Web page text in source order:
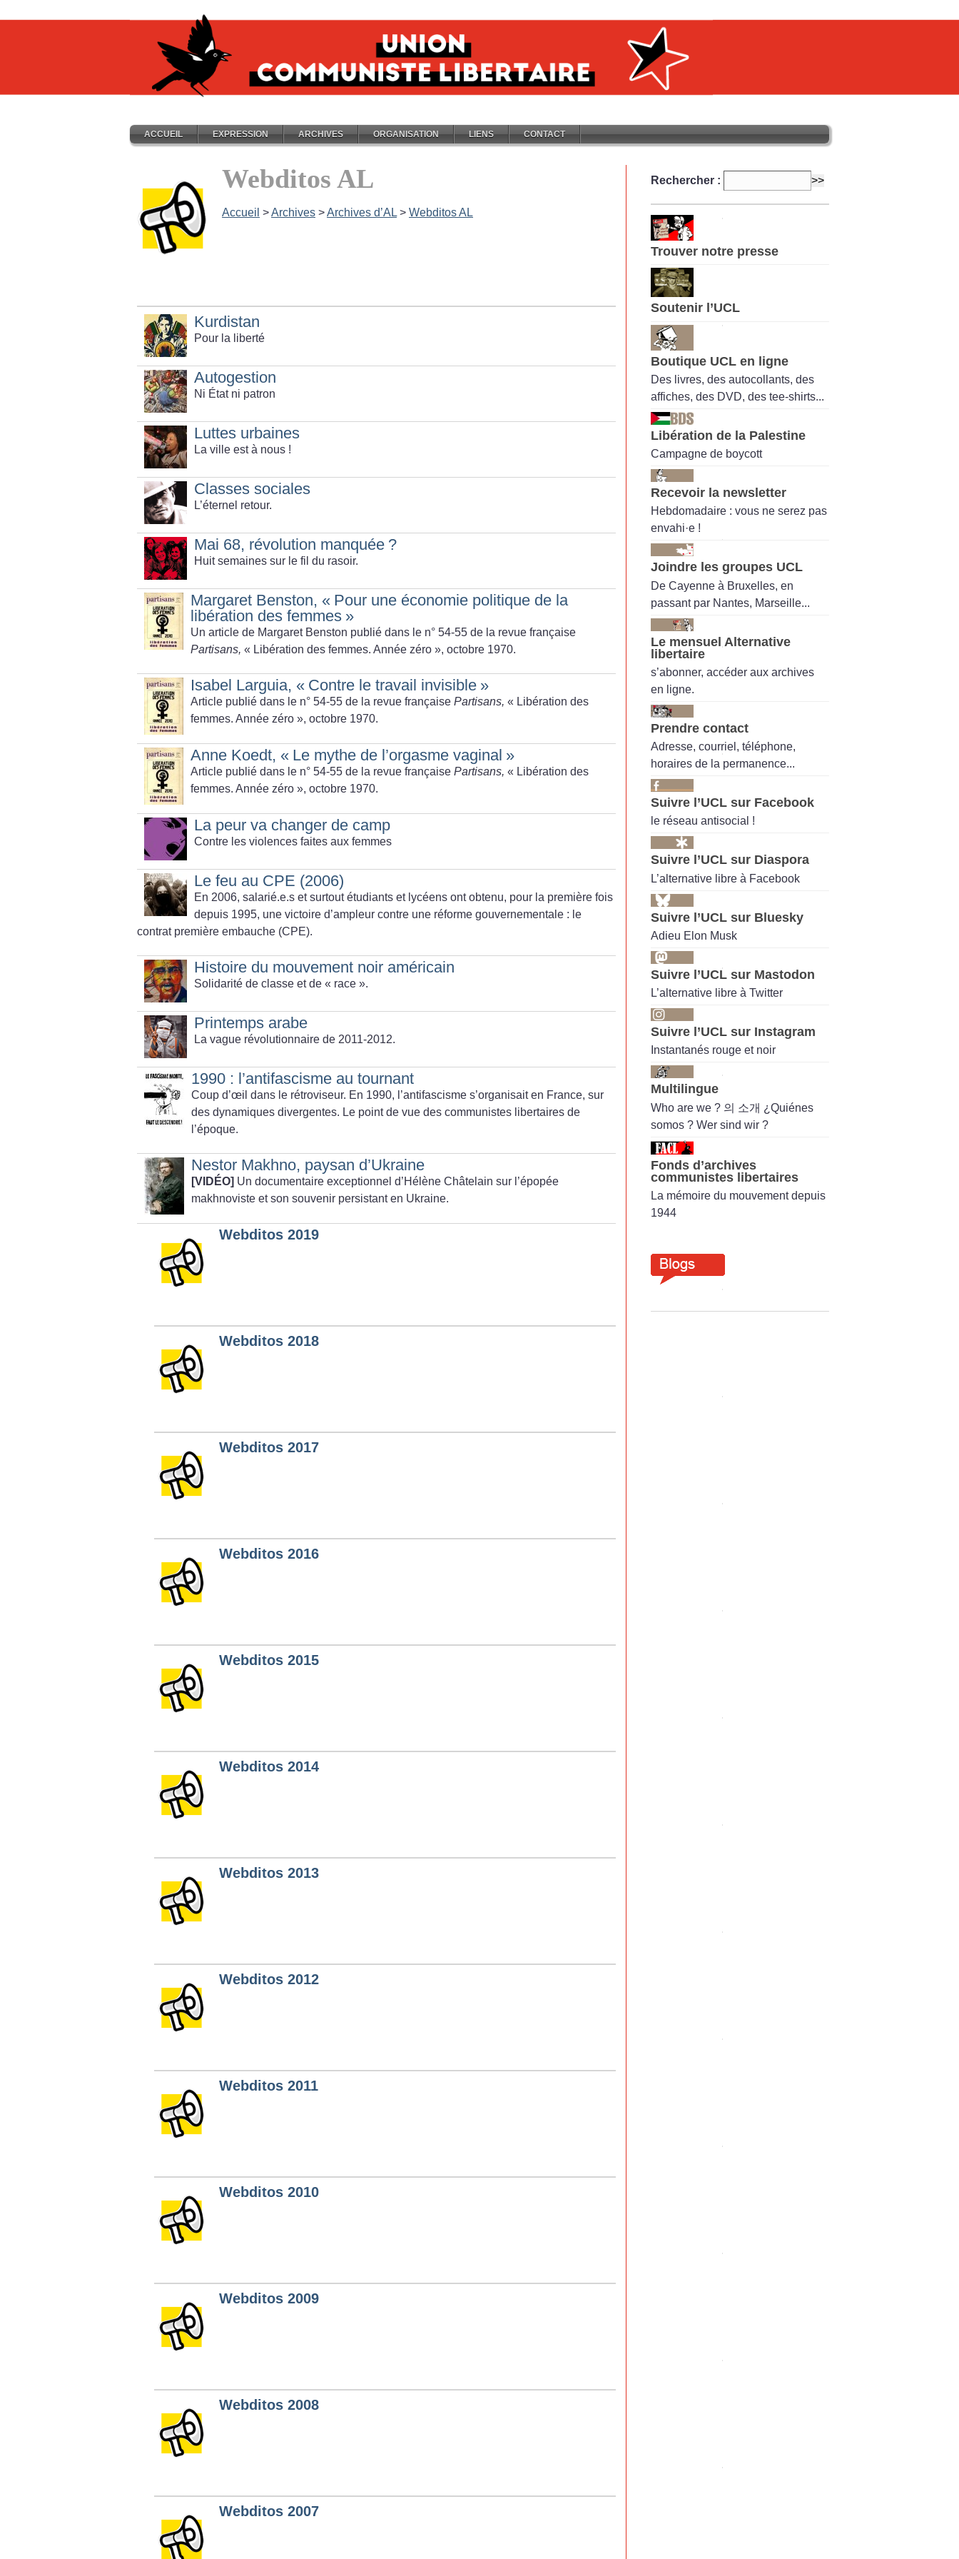
ACCUEIL EXPRESSION ARCHIVES ORGANISATION LIENS CONTACT
Webditos AL
Accueil >Archives >Archives d’AL > Webditos AL
Kurdistan
Pour la liberté
Autogestion
Ni État ni patron
Luttes urbaines
La ville est à nous !
Classes sociales
L’éternel retour.
Mai 68, révolution manquée ?
Huit semaines sur le fil du rasoir.
Margaret Benston, « Pour une économie politique de la
libération des femmes »
Un article de Margaret Benston publié dans le n° 54-55 de la revue française
Partisans, « Libération des femmes. Année zéro », octobre 1970.
Isabel Larguia, « Contre le travail invisible »
Article publié dans le n° 54-55 de la revue française Partisans, « Libération des
femmes. Année zéro », octobre 1970.
Anne Koedt, « Le mythe de l’orgasme vaginal »
Article publié dans le n° 54-55 de la revue française Partisans, « Libération des
femmes. Année zéro », octobre 1970.
La peur va changer de camp
Contre les violences faites aux femmes
Le feu au CPE (2006)
En 2006, salarié.e.s et surtout étudiants et lycéens ont obtenu, pour la première fois
depuis 1995, une victoire d’ampleur contre une réforme gouvernementale : le
contrat première embauche (CPE).
Histoire du mouvement noir américain
Solidarité de classe et de « race ».
Printemps arabe
La vague révolutionnaire de 2011-2012.
1990 : l’antifascisme au tournant
Coup d’œil dans le rétroviseur. En 1990, l’antifascisme s’organisait en France, sur
des dynamiques divergentes. Le point de vue des communistes libertaires de
l’époque.
Nestor Makhno, paysan d’Ukraine
[VIDÉO] Un documentaire exceptionnel d’Hélène Châtelain sur l’épopée
makhnoviste et son souvenir persistant en Ukraine.
Webditos 2019
Webditos 2018
Webditos 2017
Webditos 2016
Webditos 2015
Webditos 2014
Webditos 2013
Webditos 2012
Webditos 2011
Webditos 2010
Webditos 2009
Webditos 2008
Webditos 2007
Rechercher :
Trouver notre presse
Soutenir l’UCL
Boutique UCL en ligne
Des livres, des autocollants, des
affiches, des DVD, des tee-shirts...
Libération de la Palestine
Campagne de boycott
Recevoir la newsletter
Hebdomadaire : vous ne serez pas
envahi·e !
Joindre les groupes UCL
De Cayenne à Bruxelles, en
passant par Nantes, Marseille...
Le mensuel Alternative
libertaire
s’abonner, accéder aux archives
en ligne.
Prendre contact
Adresse, courriel, téléphone,
horaires de la permanence...
Suivre l’UCL sur Facebook
le réseau antisocial !
Suivre l’UCL sur Diaspora
L’alternative libre à Facebook
Suivre l’UCL sur Bluesky
Adieu Elon Musk
Suivre l’UCL sur Mastodon
L’alternative libre à Twitter
Suivre l’UCL sur Instagram
Instantanés rouge et noir
Multilingue
Who are we ? 의 소개 ¿Quiénes
somos ? Wer sind wir ?
Fonds d’archives
communistes libertaires
La mémoire du mouvement depuis
1944